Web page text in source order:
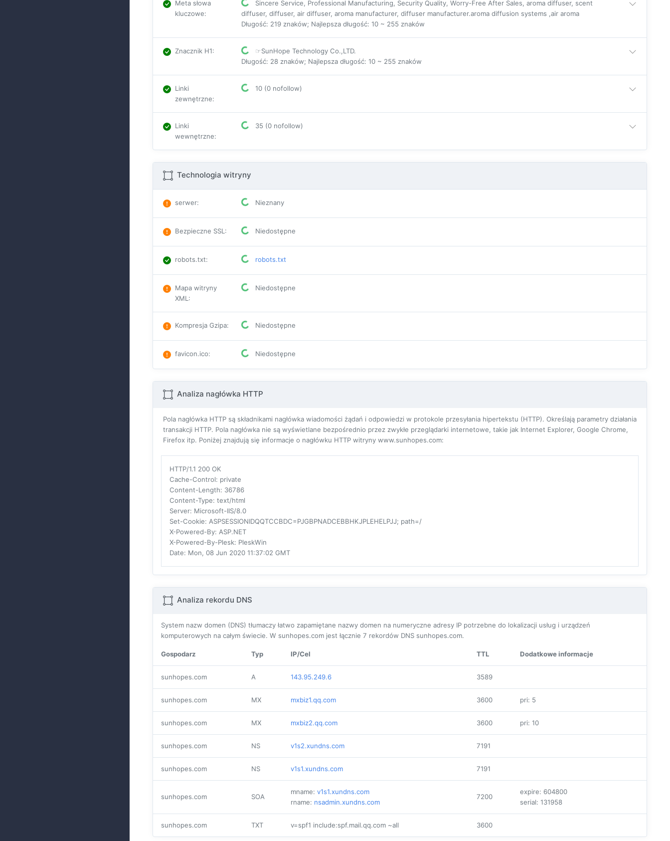
Meta słowa
kluczowe:
Sincere Service, Professional Manufacturing, Security Quality, Worry-Free After Sales, aroma diffuser, scent
diffuser, diffuser, air diffuser, aroma manufacturer, diffuser manufacturer.aroma diffusion systems ,air aroma
Długość: 219 znaków; Najlepsza długość: 10 ~ 255 znaków
Znacznik H1:
☞SunHope Technology Co.,LTD.
Długość: 28 znaków; Najlepsza długość: 10 ~ 255 znaków
Linki
zewnętrzne:
10 (0 nofollow)
Linki
wewnętrzne:
35 (0 nofollow)
Technologia witryny
serwer: Nieznany
Bezpieczne SSL : Niedostępne
robots.txt: robots.txt
Mapa witryny
XML :
Niedostępne
Kompresja Gzipa: Niedostępne
favicon.ico: Niedostępne
Analiza nagłówka HTTP
Pola nagłówka HTTP są składnikami nagłówka wiadomości żądań i odpowiedzi w protokole przesyłania hipertekstu (HTTP). Określają parametry działania
transakcji HTTP. Pola nagłówka nie są wyświetlane bezpośrednio przez zwykłe przeglądarki internetowe, takie jak Internet Explorer, Google Chrome,
Firefox itp. Poniżej znajdują się informacje o nagłówku HTTP witryny www.sunhopes.com:
HTTP/1.1 200 OK
Cache-Control: private
Content-Length: 36786
Content-Type: text/html
Server: Microsoft-IIS/8.0
Set-Cookie: ASPSESSIONIDQQTCCBDC=PJGBPNADCEBBHKJPLEHELPJJ; path=/
X-Powered-By: ASP.NET
X-Powered-By-Plesk: PleskWin
Date: Mon, 08 Jun 2020 11:37:02 GMT
Analiza rekordu DNS
System nazw domen (DNS) tłumaczy łatwo zapamiętane nazwy domen na numeryczne adresy IP potrzebne do lokalizacji usług i urządzeń
komputerowych na całym świecie. W sunhopes.com jest łącznie 7 rekordów DNS sunhopes.com.
Gospodarz Typ IP/Cel TTL Dodatkowe informacje
sunhopes.com A 143.95.249.6 3589
sunhopes.com MX mxbiz1.qq.com 3600 pri: 5
sunhopes.com MX mxbiz2.qq.com 3600 pri: 10
sunhopes.com NS v1s2.xundns.com 7191
sunhopes.com NS v1s1.xundns.com 7191
sunhopes.com SOA
mname: v1s1.xundns.com
rname: nsadmin.xundns.com
7200
expire: 604800
serial: 131958
sunhopes.com TXT v=spf1 include:spf.mail.qq.com ~all 3600